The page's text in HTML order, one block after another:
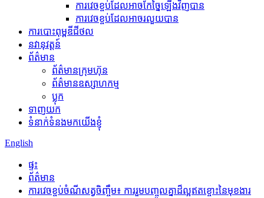
ការវេចខ្ចប់ដែលអាចកែច្នៃឡើងវិញបាន
ការវេចខ្ចប់ដែលអាចរលួយបាន
ការបោះពុម្ពឌីជីថល
នវានុវត្តន៍
ព័ត៌មាន
ព័ត៌មានក្រុមហ៊ុន
ព័ត៌មានឧស្សាហកម្ម
ប្លុក
ទាញយក
ទំនាក់ទំនងមកយើងខ្ញុំ
English
ផ្ទះ
ព័ត៌មាន
ការវេចខ្ចប់ចំណីសត្វចិញ្ចឹម៖ ការរួមបញ្ចូលគ្នាដ៏ល្អឥតខ្ចោះនៃមុខងារ